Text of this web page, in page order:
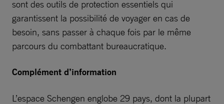
sont des outils de protection essentiels qui
garantissent la possibilité de voyager en cas de
besoin, sans passer à chaque fois par le même
parcours du combattant bureaucratique.
Complément d’information
L’espace Schengen englobe 29 pays, dont la plupart